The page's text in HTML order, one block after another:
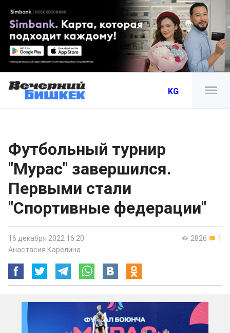
KG
Футбольный турнир
"Мурас" завершился.
Первыми стали
"Спортивные федерации"
2826 1
16 декабря 2022 16:20
Анастасия Карелина